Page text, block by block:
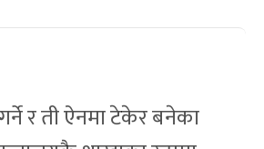
र ती ऐनमा टेकेर बनेका